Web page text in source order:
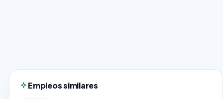
Empleos similares